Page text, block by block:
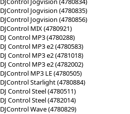
DJControl Jogvision (4780835)
DJControl Jogvision (4780856)
DJControl MIX (4780921)
DJ Control MP3 (4780288)
DJ Control MP3 e2 (4780583)
DJ Control MP3 e2 (4781018)
DJ Control MP3 e2 (4782002)
DJControl MP3 LE (4780505)
DJControl Starlight (4780884)
DJ Control Steel (4780511)
DJ Control Steel (4782014)
DJControl Wave (4780829)